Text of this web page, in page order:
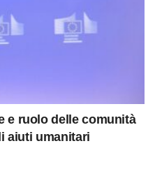
e ruolo delle comunità
aiuti umanitari